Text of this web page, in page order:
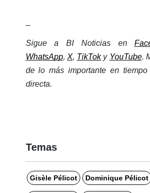
Sigue a BI Noticias en
WhatsApp, X, TikTok y YouTube.
de lo más importante en
directa.
Temas
Gisèle Pélicot Dominique Pélicot